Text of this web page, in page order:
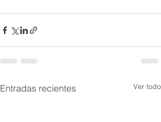
Entradas recientes Ver todo